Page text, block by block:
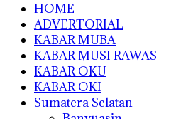
HOME
ADVERTORIAL
KABAR MUBA
KABAR MUSI RAWAS
KABAR OKU
KABAR OKI
Sumatera Selatan